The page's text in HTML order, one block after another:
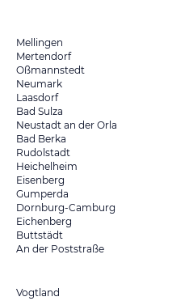
Mellingen
Mertendorf
Oßmannstedt
Neumark
Laasdorf
Bad Sulza
Neustadt an der Orla
Bad Berka
Rudolstadt
Heichelheim
Eisenberg
Gumperda
Dornburg-Camburg
Eichenberg
Buttstädt
An der Poststraße
Vogtland